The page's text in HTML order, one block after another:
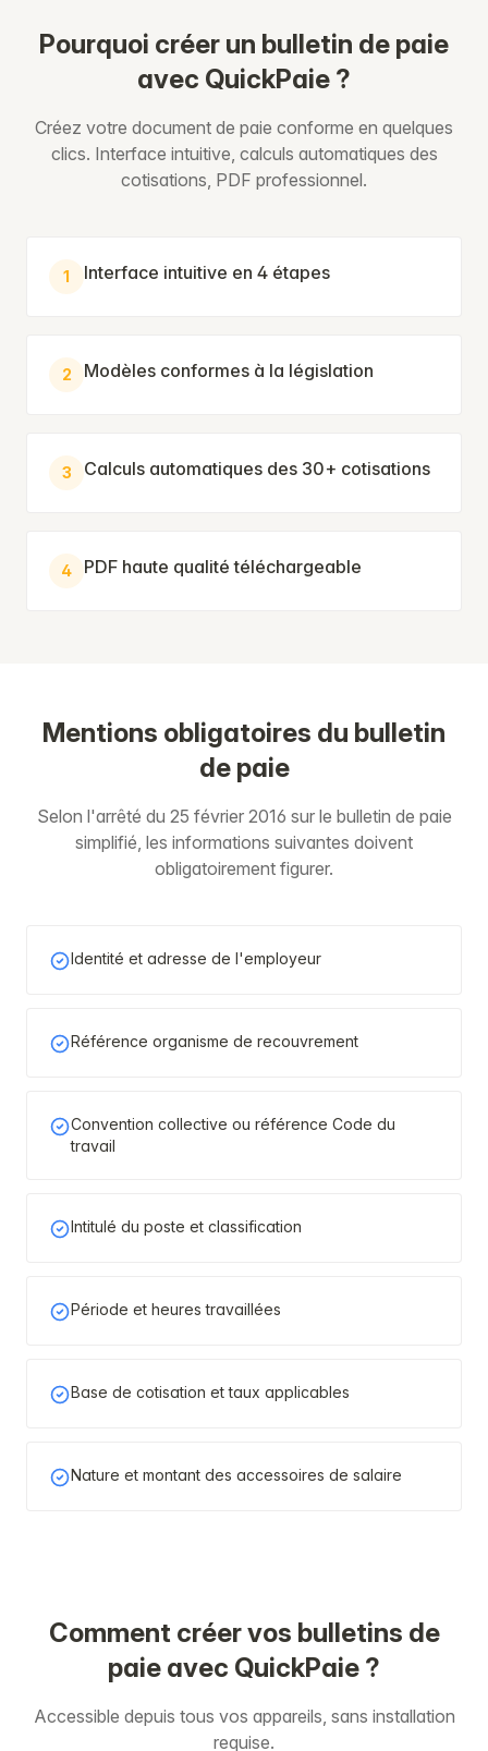
Pourquoi créer un bulletin de paie
avec QuickPaie ?
Créez votre document de paie conforme en quelques
clics. Interface intuitive, calculs automatiques des
cotisations, PDF professionnel.
1 Interface intuitive en 4 étapes
2 Modèles conformes à la législation
3 Calculs automatiques des 30+ cotisations
4 PDF haute qualité téléchargeable
Mentions obligatoires du bulletin
de paie
Selon l'arrêté du 25 février 2016 sur le bulletin de paie
simplifié, les informations suivantes doivent
obligatoirement figurer.
Identité et adresse de l'employeur
Référence organisme de recouvrement
Convention collective ou référence Code du
travail
Intitulé du poste et classification
Période et heures travaillées
Base de cotisation et taux applicables
Nature et montant des accessoires de salaire
Comment créer vos bulletins de
paie avec QuickPaie ?
Accessible depuis tous vos appareils, sans installation
requise.